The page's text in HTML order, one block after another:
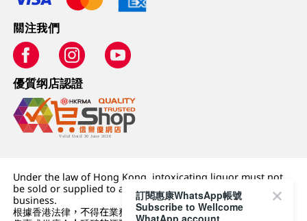
關注我們
優質纲店認證
Under the law of Hong Kong, intoxicating liquor must not
be sold or supplied to a minor (under 18) in the course of
business.
根據香港法律，不得在業務過程中，向未成年人 (18 歲以下人士)
訂閱惠康WhatsApp帳號
Subscribe to Wellcome
WhatApp account